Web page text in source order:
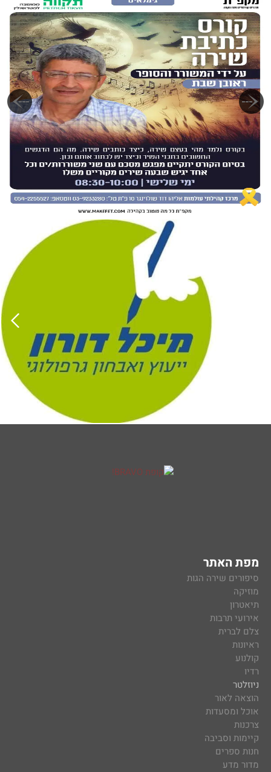
מפת האתר
סיפורים שירה הגות
מוזיקה
תיאטרון
אירועי תרבות
צלם לברית
ראיונות
קולנוע
רדיו
ניוזלטר
הוצאה לאור
אוכל ומסעדות
צרכנות
קיימות וסביבה
חנות ספרים
מדור מדע